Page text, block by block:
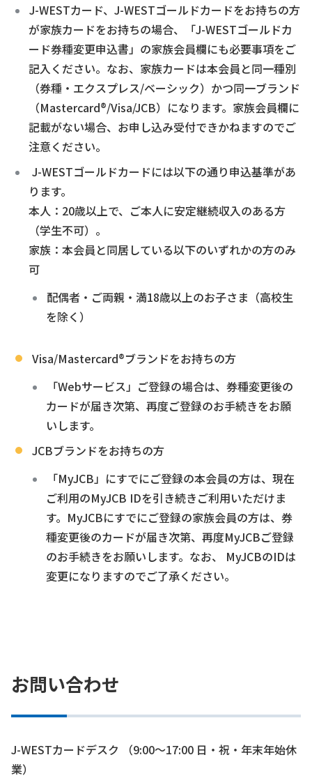
J-WESTカード、J-WESTゴールドカードをお持ちの方
が家族カードをお持ちの場合、「J-WESTゴールドカ
ード券種変更申込書」の家族会員欄にも必要事項をご
記入ください。なお、家族カードは本会員と同一種別
（券種・エクスプレス/ベーシック）かつ同一ブランド
（Mastercard®/Visa/JCB）になります。家族会員欄に
記載がない場合、お申し込み受付できかねますのでご
注意ください。
J-WESTゴールドカードには以下の通り申込基準があ
ります。
本人：20歳以上で、ご本人に安定継続収入のある方
（学生不可）。
家族：本会員と同居している以下のいずれかの方のみ
可
配偶者・ご両親・満18歳以上のお子さま（高校生
を除く）
Visa/Mastercard®ブランドをお持ちの方
「Webサービス」ご登録の場合は、券種変更後の
カードが届き次第、再度ご登録のお手続きをお願
いします。
JCBブランドをお持ちの方
「MyJCB」にすでにご登録の本会員の方は、現在
ご利用のMyJCB IDを引き続きご利用いただけま
す。MyJCBにすでにご登録の家族会員の方は、券
種変更後のカードが届き次第、再度MyJCBご登録
のお手続きをお願いします。なお、 MyJCBのIDは
変更になりますのでご了承ください。
お問い合わせ
J-WESTカードデスク （9:00～17:00 日・祝・年末年始休
業）